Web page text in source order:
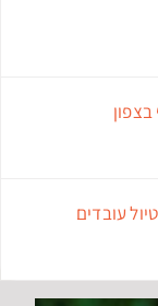
עובדים